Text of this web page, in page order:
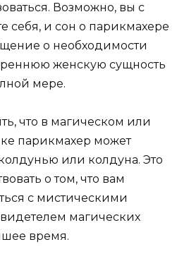
Возможно, вы с
себя, и сон о парикмахере
о необходимости
женскую сущность
мере.
что в магическом или
парикмахер может
или колдуна. Это
о том, что вам
с мистическими
магических
время.